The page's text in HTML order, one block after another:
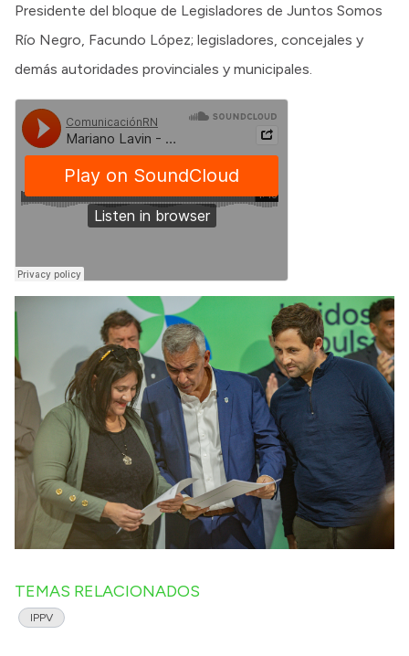
Presidente del bloque de Legisladores de Juntos Somos
Río Negro, Facundo López; legisladores, concejales y
demás autoridades provinciales y municipales.
TEMAS RELACIONADOS
IPPV